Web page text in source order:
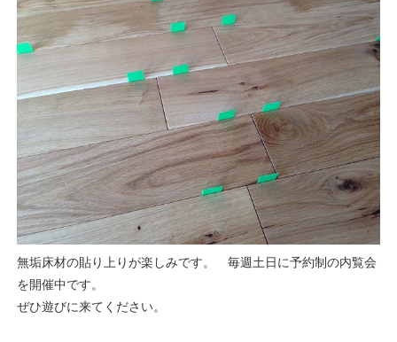
無垢床材の貼り上りが楽しみです。 毎週土日に予約制の内覧会
を開催中です。
ぜひ遊びに来てください。